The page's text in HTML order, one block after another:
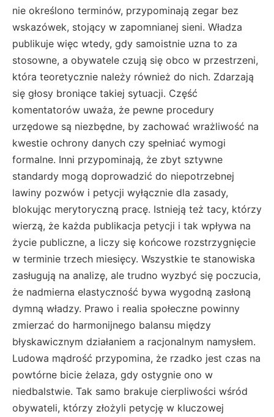
nie określono terminów, przypominają zegar bez
wskazówek, stojący w zapomnianej sieni. Władza
publikuje więc wtedy, gdy samoistnie uzna to za
stosowne, a obywatele czują się obco w przestrzeni,
która teoretycznie należy również do nich. Zdarzają
się głosy broniące takiej sytuacji. Część
komentatorów uważa, że pewne procedury
urzędowe są niezbędne, by zachować wrażliwość na
kwestie ochrony danych czy spełniać wymogi
formalne. Inni przypominają, że zbyt sztywne
standardy mogą doprowadzić do niepotrzebnej
lawiny pozwów i petycji wyłącznie dla zasady,
blokując merytoryczną pracę. Istnieją też tacy, którzy
wierzą, że każda publikacja petycji i tak wpływa na
życie publiczne, a liczy się końcowe rozstrzygnięcie
w terminie trzech miesięcy. Wszystkie te stanowiska
zasługują na analizę, ale trudno wyzbyć się poczucia,
że nadmierna elastyczność bywa wygodną zasłoną
dymną władzy. Prawo i realia społeczne powinny
zmierzać do harmonijnego balansu między
błyskawicznym działaniem a racjonalnym namysłem.
Ludowa mądrość przypomina, że rzadko jest czas na
powtórne bicie żelaza, gdy ostygnie ono w
niedbalstwie. Tak samo brakuje cierpliwości wśród
obywateli, którzy złożyli petycję w kluczowej